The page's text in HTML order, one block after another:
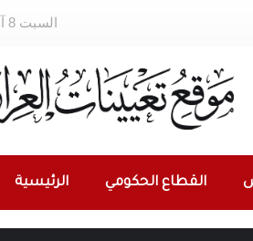
السبت 8 آب 2026
الرئيسية القطاع الحكومي